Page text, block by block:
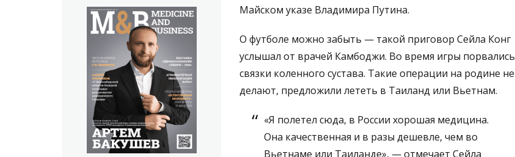
Майском указе Владимира Путина.
О футболе можно забыть — такой приговор Сейла Конг
услышал от врачей Камбоджи. Во время игры порвались
связки коленного сустава. Такие операции на родине не
делают, предложили лететь в Таиланд или Вьетнам.
«Я полетел сюда, в России хорошая медицина.
Она качественная и в разы дешевле, чем во
Вьетнаме или Таиланде», — отмечает Сейла